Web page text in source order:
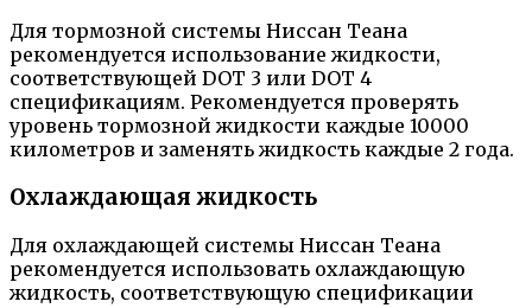
Для тормозной системы Ниссан Теана
рекомендуется использование жидкости,
соответствующей DOT 3 или DOT 4
спецификациям. Рекомендуется проверять
уровень тормозной жидкости каждые 10000
километров и заменять жидкость каждые 2 года.
Охлаждающая жидкость
Для охлаждающей системы Ниссан Теана
рекомендуется использовать охлаждающую
жидкость, соответствующую спецификации